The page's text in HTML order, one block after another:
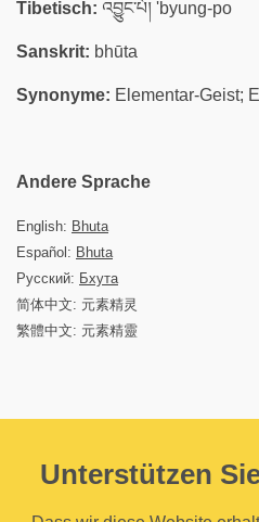
Tibetisch: འབྱུང་པོ། 'byung-po
Sanskrit: bhūta
Synonyme: Elementar-Geist;
Andere Sprache
English: Bhuta
Español: Bhuta
Русский: Бхута
简体中文: 元素精灵
繁體中文: 元素精靈
Unterstützen